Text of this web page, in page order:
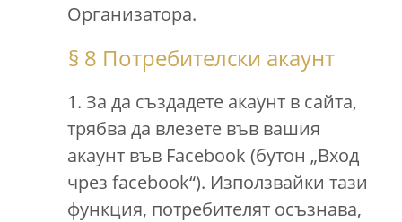
Организатора.
§ 8 Потребителски акаунт
1. За да създадете акаунт в сайта,
трябва да влезете във вашия
акаунт във Facebook (бутон „Вход
чрез facebook“). Използвайки тази
функция, потребителят осъзнава,